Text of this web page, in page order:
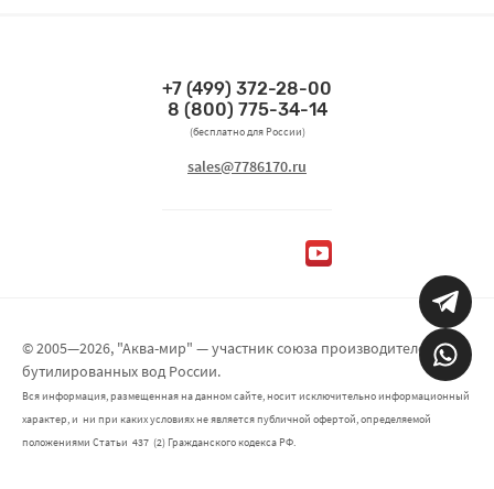
Связаться по телефонам
+7 (499) 372-28-00
8 (800) 775-34-14
(бесплатно для России)
Связаться по email
sales@7786170.ru
Мы в социальных сетях
© 2005—2026, "Аква-мир" — участник союза производителей
бутилированных вод России.
Вся информация, размещенная на данном сайте, носит исключительно информационный
характер, и ни при каких условиях не является публичной офертой, определяемой
положениями Статьи 437 (2) Гражданского кодекса РФ.